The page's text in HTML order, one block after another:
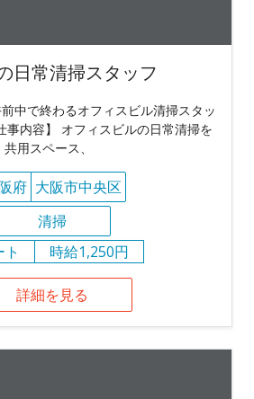
日常清掃スタッフ
中で終わるオフィスビル清掃スタッ
事内容】 オフィスビルの日常清掃を
用スペース、
府 大阪市中央区
清掃
時給1,250円
詳細を見る